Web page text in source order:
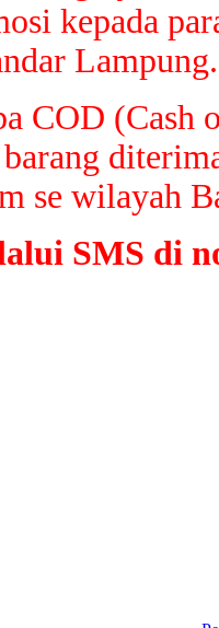
kepada
Lampung.
COD (Cash
se wilayah
SMS di